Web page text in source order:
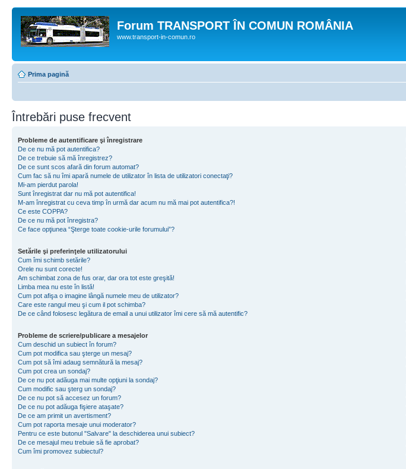
Forum TRANSPORT ÎN COMUN ROMÂNIA
www.transport-in-comun.ro
Prima pagină
Întrebări puse frecvent
Probleme de autentificare şi înregistrare
De ce nu mă pot autentifica?
De ce trebuie să mă înregistrez?
De ce sunt scos afară din forum automat?
Cum fac să nu îmi apară numele de utilizator în lista de utilizatori conectaţi?
Mi-am pierdut parola!
Sunt înregistrat dar nu mă pot autentifica!
M-am înregistrat cu ceva timp în urmă dar acum nu mă mai pot autentifica?!
Ce este COPPA?
De ce nu mă pot înregistra?
Ce face opţiunea “Şterge toate cookie-urile forumului”?
Setările şi preferinţele utilizatorului
Cum îmi schimb setările?
Orele nu sunt corecte!
Am schimbat zona de fus orar, dar ora tot este greşită!
Limba mea nu este în listă!
Cum pot afişa o imagine lângă numele meu de utilizator?
Care este rangul meu şi cum il pot schimba?
De ce când folosesc legătura de email a unui utilizator îmi cere să mă autentific?
Probleme de scriere/publicare a mesajelor
Cum deschid un subiect în forum?
Cum pot modifica sau şterge un mesaj?
Cum pot să îmi adaug semnătură la mesaj?
Cum pot crea un sondaj?
De ce nu pot adăuga mai multe opţiuni la sondaj?
Cum modific sau şterg un sondaj?
De ce nu pot să accesez un forum?
De ce nu pot adăuga fişiere ataşate?
De ce am primit un avertisment?
Cum pot raporta mesaje unui moderator?
Pentru ce este butonul "Salvare" la deschiderea unui subiect?
De ce mesajul meu trebuie să fie aprobat?
Cum îmi promovez subiectul?